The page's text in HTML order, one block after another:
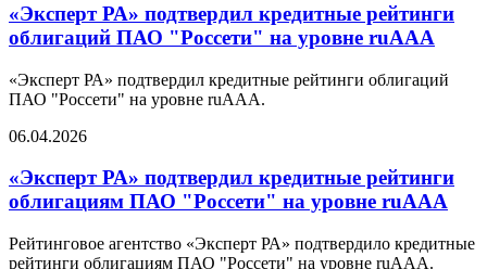
«Эксперт РА» подтвердил кредитные рейтинги
облигаций ПАО "Россети" на уровне ruAAA
«Эксперт РА» подтвердил кредитные рейтинги облигаций
ПАО "Россети" на уровне ruAAA.
06.04.2026
«Эксперт РА» подтвердил кредитные рейтинги
облигациям ПАО "Россети" на уровне ruAAA
Рейтинговое агентство «Эксперт РА» подтвердило кредитные
рейтинги облигациям ПАО "Россети" на уровне ruAAA.